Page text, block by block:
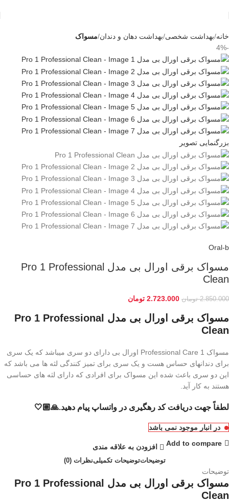
خانه بهداشت شخصی بهداشت دهان و دندان مسواک
-4%
بزرگنمایی تصویر
Oral-b
مسواک برقی اورال بی مدل Pro 1 Professional
Clean
2.850.000 تومان 2.723.000 تومان
مسواک برقی اورال بی مدل Pro 1 Professional
Clean
مسواک Professional Care 1 اورال بی دارای دو سری میباشد که یک سری
برای دندانهای حساس هست و یک سری برای تمیز کنندگی لثه ها می باشد که
این دو سری باعث شده این مسواک برای افرادی که دارای لثه های حساسی
هستند به کار آید.
لطفاً جهت دریافت کد رهگیری در واتساپ پیام دهید.🙏🏼🤍
در انبار موجود نمی باشد
Add to compare
افزودن به علاقه مندی
توضیحاتتوضیحات تکمیلینظرات (0)
توضیحات
مسواک برقی اورال بی مدل Pro 1 Professional
Clean